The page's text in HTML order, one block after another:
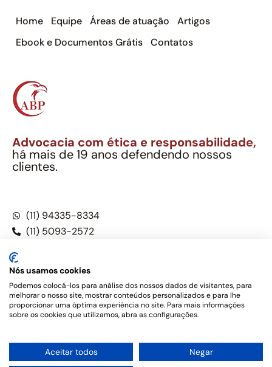
Home Equipe Áreas de atuação
Artigos
Ebook e Documentos Grátis
Contatos
Advocacia com ética e responsabilidade,
há mais de 19 anos defendendo nossos
clientes.
(11) 94335-8334
(11) 5093-2572
Este site não é um produto Meta Platforms, Inc., Google LLC,
tampouco oferece serviços públicos oficiais. Somos um
o Código de Ética e Disciplina da OAB do Brasil – Alexandre
Berthe Pinto Soc. de Adv, OAB/SP nº 22477 –Política de
Nós usamos cookies
Podemos colocá-los para análise dos nossos dados de visitantes, para
melhorar o nosso site, mostrar conteúdos personalizados e para lhe
proporcionar uma óptima experiência no site. Para mais informações
sobre os cookies que utilizamos, abra as configurações.
Aceitar todos Negar